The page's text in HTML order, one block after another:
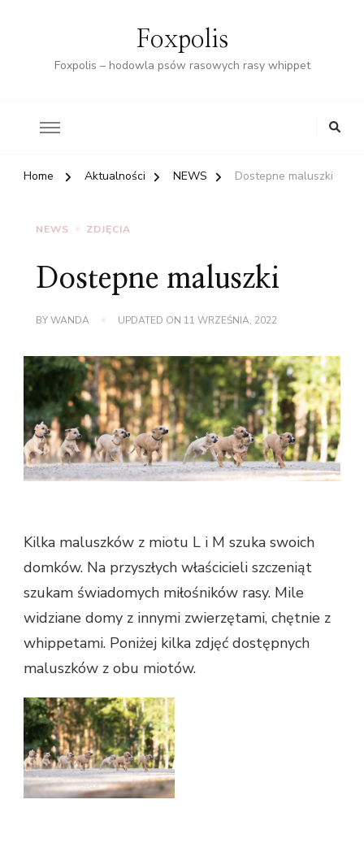
Foxpolis
Foxpolis – hodowla psów rasowych rasy whippet
Home Aktualności NEWS Dostepne maluszki
NEWS ZDJĘCIA
Dostepne maluszki
BYWANDA UPDATED ON 11 WRZEŚNIA, 2022
Kilka maluszków z miotu L i M szuka swoich
domków. Na przyszłych właścicieli szczeniąt
szukam świadomych miłośników rasy. Mile
widziane domy z innymi zwierzętami, chętnie z
whippetami. Poniżej kilka zdjęć dostępnych
maluszków z obu miotów.